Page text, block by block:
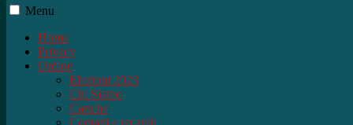
Menu
Home
Privacy
Ordine
Elezioni 2023
Chi Siamo
Cariche